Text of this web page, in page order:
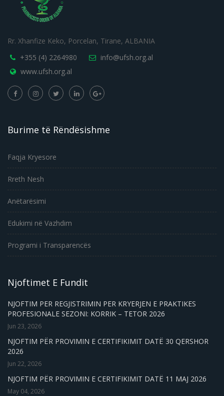
Rr. Xhanfize Keko, Porcelan, Tirane, ALBANIA
+355 (4) 2264980
info@ufsh.org.al
www.ufsh.org.al
Burime të Rëndësishme
Faqja Kryesore
Rreth Nesh
Anëtarësimi
Edukimi në Vazhdim
Programi i Transparencës
Njoftimet E Fundit
NJOFTIM PER REGJISTRIMIN PER KRYERJEN E PRAKTIKES
PROFESIONALE SEZONI: KORRIK – TETOR 2026
Jun 23, 2026
NJOFTIM PËR PROVIMIN E CERTIFIKIMIT DATË 30 QERSHOR
2026
Jun 22, 2026
NJOFTIM PËR PROVIMIN E CERTIFIKIMIT DATË 11 MAJ 2026
May 04, 2026